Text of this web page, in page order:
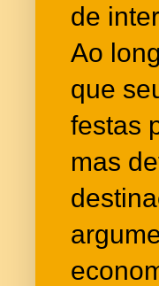
de
Ao
que
festas
mas